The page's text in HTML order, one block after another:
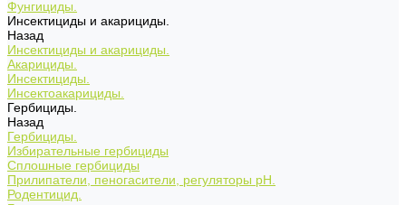
Фунгициды.
Инсектициды и акарициды.
Назад
Инсектициды и акарициды.
Акарициды.
Инсектициды.
Инсектоакарициды.
Гербициды.
Назад
Гербициды.
Избирательные гербициды
Сплошные гербициды
Прилипатели, пеногасители, регуляторы pH.
Родентицид.